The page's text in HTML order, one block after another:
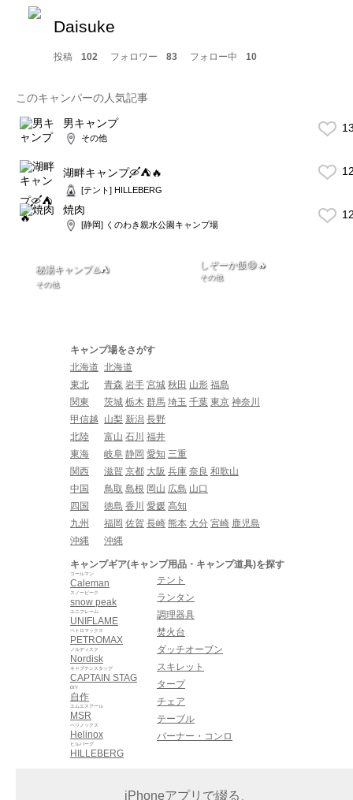
Daisuke
投稿 102 フォロワー 83 フォロー中 10
このキャンパーの人気記事
男キャンプ
その他
湖畔キャンプ🛶⛺️🔥
[テント] HILLEBERG
焼肉
[静岡] くのわき親水公園キャンプ場
秘湯キャンプ♨️⛺️
その他
しぞーか飯😄🔥
その他
キャンプ場をさがす
北海道 北海道
東北
青森 岩手 宮城 秋田 山形 福島
関東
茨城 栃木 群馬 埼玉 千葉 東京 神奈川
甲信越
山梨 新潟 長野
北陸
富山 石川 福井
東海
岐阜 静岡 愛知 三重
関西
滋賀 京都 大阪 兵庫 奈良 和歌山
中国
鳥取 島根 岡山 広島 山口
四国
徳島 香川 愛媛 高知
九州
福岡 佐賀 長崎 熊本 大分 宮崎 鹿児島
沖縄
沖縄
キャンプギア(キャンプ用品・キャンプ道具)を探す
Caleman
コールマン
snow peak
スノーピーク
UNIFLAME
ユニフレーム
PETROMAX
ペトロマックス
Nordisk
ノルディスク
CAPTAIN STAG
キャプテンスタッグ
自作
DIY
MSR
エムエスアール
Helinox
ヘリノックス
HILLEBERG
ヒルバーグ
テント
ランタン
調理器具
焚火台
ダッチオーブン
スキレット
タープ
チェア
テーブル
バーナー・コンロ
iPhoneアプリで綴る、